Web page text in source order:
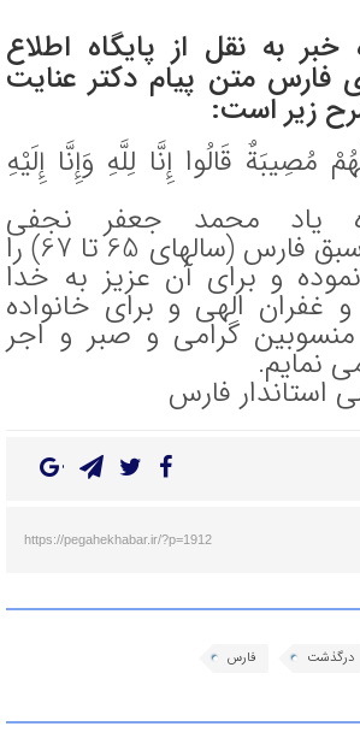
به نقل از پایگاه اطلاع
فارس متن پیام دکتر عنایت
زیر است:
مُصِیبَةٌ قَالُوا إِنَّا لِلَّهِ وَإِنَّا إِلَیْهِ
یاد محمد جعفر نجفی
علمی،استاندار اسبق فارس (سالهای 65 تا 67) را
و برای آن عزیز به خدا
غفران الهی و برای خانواده
گرامی و صبر و اجر
نمایم.
استاندار فارس
https://pegahekhabar.ir/?p=1912
درگذشت فارس